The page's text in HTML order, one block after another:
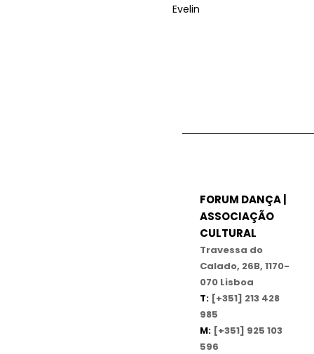
Evelin
FORUM DANÇA |
ASSOCIAÇÃO
CULTURAL
Travessa do
Calado, 26B, 1170-
070 Lisboa
T: [+351] 213 428
985
M: [+351] 925 103
596